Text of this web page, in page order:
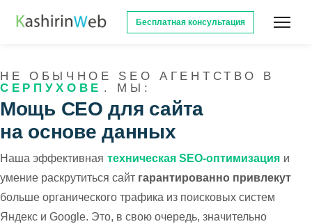
Бесплатная консультация
НЕ ОБЫЧНОЕ SEO АГЕНТСТВО В
СЕРПУХОВЕ . МЫ:
Мощь СЕО для сайта
на основе данных
Наша эффективная техническая SEO-оптимизация и
умение раскрутиться сайт гарантированно привлекут
больше органического трафика из поисковых систем
Яндекс и Google. Это, в свою очередь, значительно